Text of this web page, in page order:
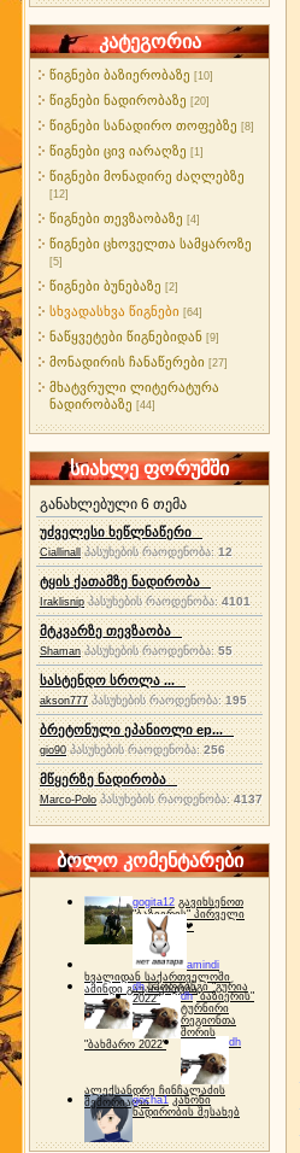
კატეგორია
წიგნები ბაზიერობაზე [10]
წიგნები ნადირობაზე [20]
წიგნები სანადირო თოფებზე [8]
წიგნები ცივ იარაღზე [1]
წიგნები მონადირე ძაღლებზე
[12]
წიგნები თევზაობაზე [4]
წიგნები ცხოველთა სამყაროზე
[5]
წიგნები ბუნებაზე [2]
სხვადასხვა წიგნები [64]
ნაწყვეტები წიგნებიდან [9]
მონადირის ჩანაწერები [27]
მხატვრული ლიტერატურა
ნადირობაზე [44]
სიახლე ფორუმში
განახლებული 6 თემა
უძველესი ხეწლნაწერი
Ciallinall პასუხების რაოდენობა:12
ტყის ქათამზე ნადირობა
Iraklisnip პასუხების რაოდენობა: 4101
მტკვარზე თევზაობა
Shaman პასუხების რაოდენობა:55
სასტენდო სროლა ...
akson777 პასუხების რაოდენობა:195
ბრეტონული ეპანიოლი ep...
gio90 პასუხების რაოდენობა:256
მწყერზე ნადირობა
Marco-Polo პასუხების რაოდენობა:4137
ბოლო კომენტარები
gogita12 გავიხსენოთ
"ბაზიერის" პირველი
ტურნირი ❤
amindi
ხვალიდან საქართველოში
ამინდი გაუარესდება
dh სპორტინგი "გურია
2022"
dh "ბაზიერის"
ტურნირი
რეგიონთა
შორის
"ბახმარო 2022"
dh
ალექსანდრე ჩინჩალაძის
მემორიალიgocha1 კანონი
ნადირობის შესახებ